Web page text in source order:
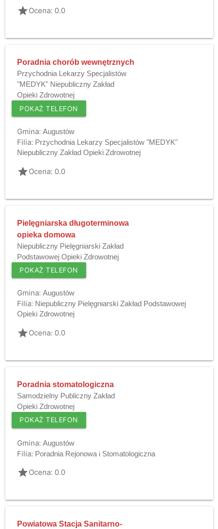
gradeOcena: 0.0
Poradnia chorób wewnętrznych
Przychodnia Lekarzy Specjalistów
"MEDYK" Niepubliczny Zakład
Opieki Zdrowotnej
POKAŻ TELEFON
Gmina: Augustów
Filia: Przychodnia Lekarzy Specjalistów "MEDYK"
Niepubliczny Zakład Opieki Zdrowotnej
gradeOcena: 0.0
Pielęgniarska długoterminowa
opieka domowa
Niepubliczny Pielęgniarski Zakład
Podstawowej Opieki Zdrowotnej
POKAŻ TELEFON
Gmina: Augustów
Filia: Niepubliczny Pielęgniarski Zakład Podstawowej
Opieki Zdrowotnej
gradeOcena: 0.0
Poradnia stomatologiczna
Samodzielny Publiczny Zakład
Opieki Zdrowotnej
POKAŻ TELEFON
Gmina: Augustów
Filia: Poradnia Rejonowa i Stomatologiczna
gradeOcena: 0.0
Powiatowa Stacja Sanitarno-